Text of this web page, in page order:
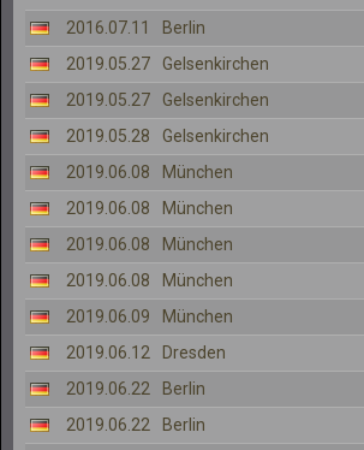
2016.07.11
Berlin
2019.05.27
Gelsenkirchen
2019.05.27
Gelsenkirchen
2019.05.28
Gelsenkirchen
2019.06.08
München
2019.06.08
München
2019.06.08
München
2019.06.08
München
2019.06.09
München
2019.06.12
Dresden
2019.06.22
Berlin
2019.06.22
Berlin